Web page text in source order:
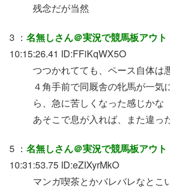
残念だが当然
3 ： 名無しさん＠実況で競馬板アウト
10:15:26.41 ID:FFiKqWX5O
つつかれてても、ペース自体は
４角手前で同厩舎の牝馬が一気
ら、急に苦しくなった感じかな
あそこで息が入れば、また違っ
5 ： 名無しさん＠実況で競馬板アウト
10:31:53.75 ID:eZIXyrMkO
マンガ喫茶とかバレバレなとこ